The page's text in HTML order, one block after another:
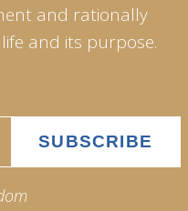
and rationally
and its purpose.